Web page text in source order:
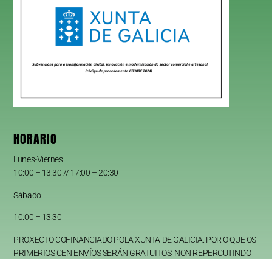
HORARIO
Lunes-Viernes
10:00 – 13:30 // 17:00 – 20:30
Sábado
10:00 – 13:30
PROXECTO COFINANCIADO POLA XUNTA DE GALICIA. POR O QUE OS
PRIMERIOS CEN ENVÍOS SERÁN GRATUITOS, NON REPERCUTINDO